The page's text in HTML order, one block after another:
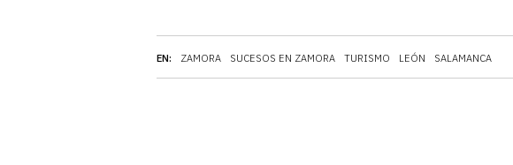
EN: ZAMORA SUCESOS EN ZAMORA TURISMO LEÓN SALAMANCA